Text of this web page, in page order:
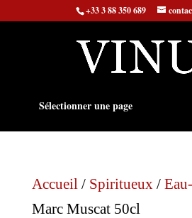
+33 3 88 350 689
Sélectionner une page
Accueil/ Spiritueux/
Marc Muscat 50cl